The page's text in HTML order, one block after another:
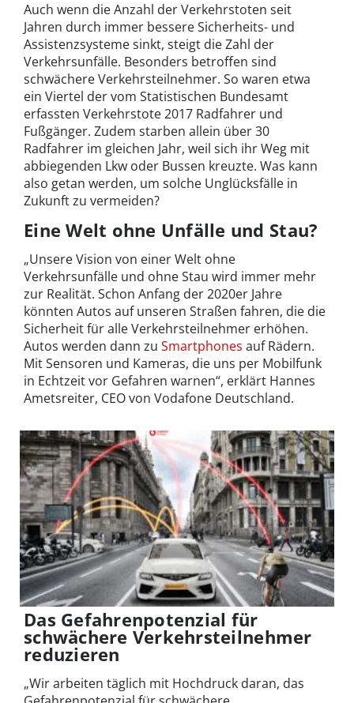
Auch wenn die Anzahl der Verkehrstoten seit
Jahren durch immer bessere Sicherheits- und
Assistenzsysteme sinkt, steigt die Zahl der
Verkehrsunfälle. Besonders betroffen sind
schwächere Verkehrsteilnehmer. So waren etwa
ein Viertel der vom Statistischen Bundesamt
erfassten Verkehrstote 2017 Radfahrer und
Fußgänger. Zudem starben allein über 30
Radfahrer im gleichen Jahr, weil sich ihr Weg mit
abbiegenden Lkw oder Bussen kreuzte. Was kann
also getan werden, um solche Unglücksfälle in
Zukunft zu vermeiden?
Eine Welt ohne Unfälle und Stau?
„Unsere Vision von einer Welt ohne
Verkehrsunfälle und ohne Stau wird immer mehr
zur Realität. Schon Anfang der 2020er Jahre
könnten Autos auf unseren Straßen fahren, die die
Sicherheit für alle Verkehrsteilnehmer erhöhen.
Autos werden dann zu Smartphones auf Rädern.
Mit Sensoren und Kameras, die uns per Mobilfunk
in Echtzeit vor Gefahren warnen“, erklärt Hannes
Ametsreiter, CEO von Vodafone Deutschland.
Das Gefahrenpotenzial für
schwächere Verkehrsteilnehmer
reduzieren
„Wir arbeiten täglich mit Hochdruck daran, das